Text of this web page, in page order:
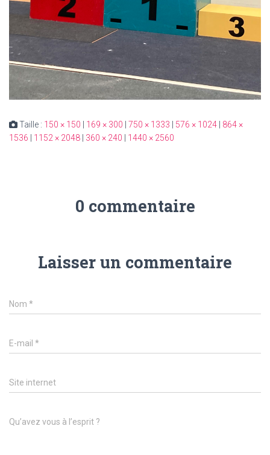
Taille : 150 × 150 169 × 300 750 × 1333 576 × 1024
864 ×
1536
1152 × 2048 360 × 240 1440 × 2560
0 commentaire
Laisser un commentaire
Nom *
E-mail *
Site internet
Qu’avez vous à l’esprit ?